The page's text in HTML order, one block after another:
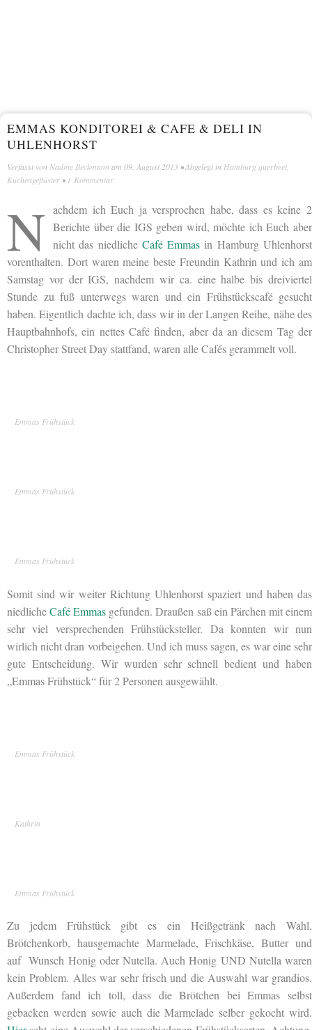
EMMAS KONDITOREI & CAFE & DELI IN
UHLENHORST
Verfasst von Nadine Beckmann am 09. August 2013 • Abgelegt in Hamburg querbeet
Küchengeflüster • 1 Kommentar
N achdem ich Euch ja versprochen habe, dass es keine 2
Berichte über die IGS geben wird, möchte ich Euch aber
nicht das niedliche Café Emmas in Hamburg Uhlenhorst
vorenthalten. Dort waren meine beste Freundin Kathrin und ich am
Samstag vor der IGS, nachdem wir ca. eine halbe bis dreiviertel
Stunde zu fuß unterwegs waren und ein Frühstückscafé gesucht
haben. Eigentlich dachte ich, dass wir in der Langen Reihe, nähe des
Hauptbahnhofs, ein nettes Café finden, aber da an diesem Tag der
Christopher Street Day stattfand, waren alle Cafés gerammelt voll.
Emmas Frühstück
Emmas Frühstück
Emmas Frühstück
Somit sind wir weiter Richtung Uhlenhorst spaziert und haben das
niedlicheCafé Emmas gefunden. Draußen saß ein Pärchen mit einem
sehr viel versprechenden Frühstücksteller. Da konnten wir nun
wirlich nicht dran vorbeigehen. Und ich muss sagen, es war eine sehr
gute Entscheidung. Wir wurden sehr schnell bedient und haben
„Emmas Frühstück“ für 2 Personen ausgewählt.
Emmas Frühstück
Kathrin
Emmas Frühstück
Zu jedem Frühstück gibt es ein Heißgetränk nach Wahl,
Brötchenkorb, hausgemachte Marmelade, Frischkäse, Butter und
auf Wunsch Honig oder Nutella. Auch Honig UND Nutella waren
kein Problem. Alles war sehr frisch und die Auswahl war grandios.
Außerdem fand ich toll, dass die Brötchen bei Emmas selbst
gebacken werden sowie auch die Marmelade selber gekocht wird.